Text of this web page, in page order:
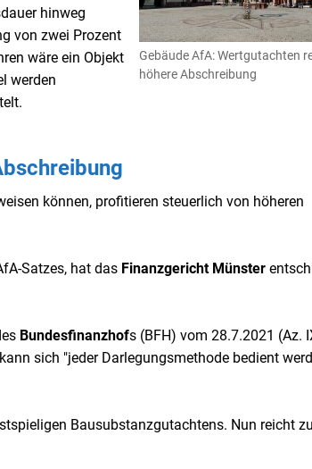
hinweg
von zwei Prozent
wäre ein Objekt
werden
Gebäude AfA: Wertgutachten
höhere Abschreibung
können, profitieren steuerlich von höheren
Satzes, hat das Finanzgericht Münster
Bundesfinanzhofs (BFH) vom 28.7.2021 (Az.
sich "jeder Darlegungsmethode bedient
Bausubstanzgutachtens. Nun reicht